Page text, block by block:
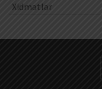
Xidmətlər